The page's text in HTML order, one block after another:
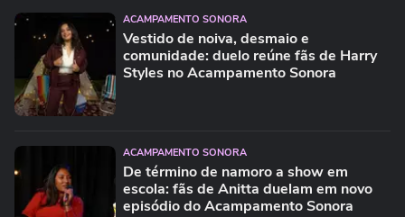
ACAMPAMENTO SONORA
Vestido de noiva, desmaio e
comunidade: duelo reúne fãs de Harry
Styles no Acampamento Sonora
ACAMPAMENTO SONORA
De término de namoro a show em
escola: fãs de Anitta duelam em novo
episódio do Acampamento Sonora